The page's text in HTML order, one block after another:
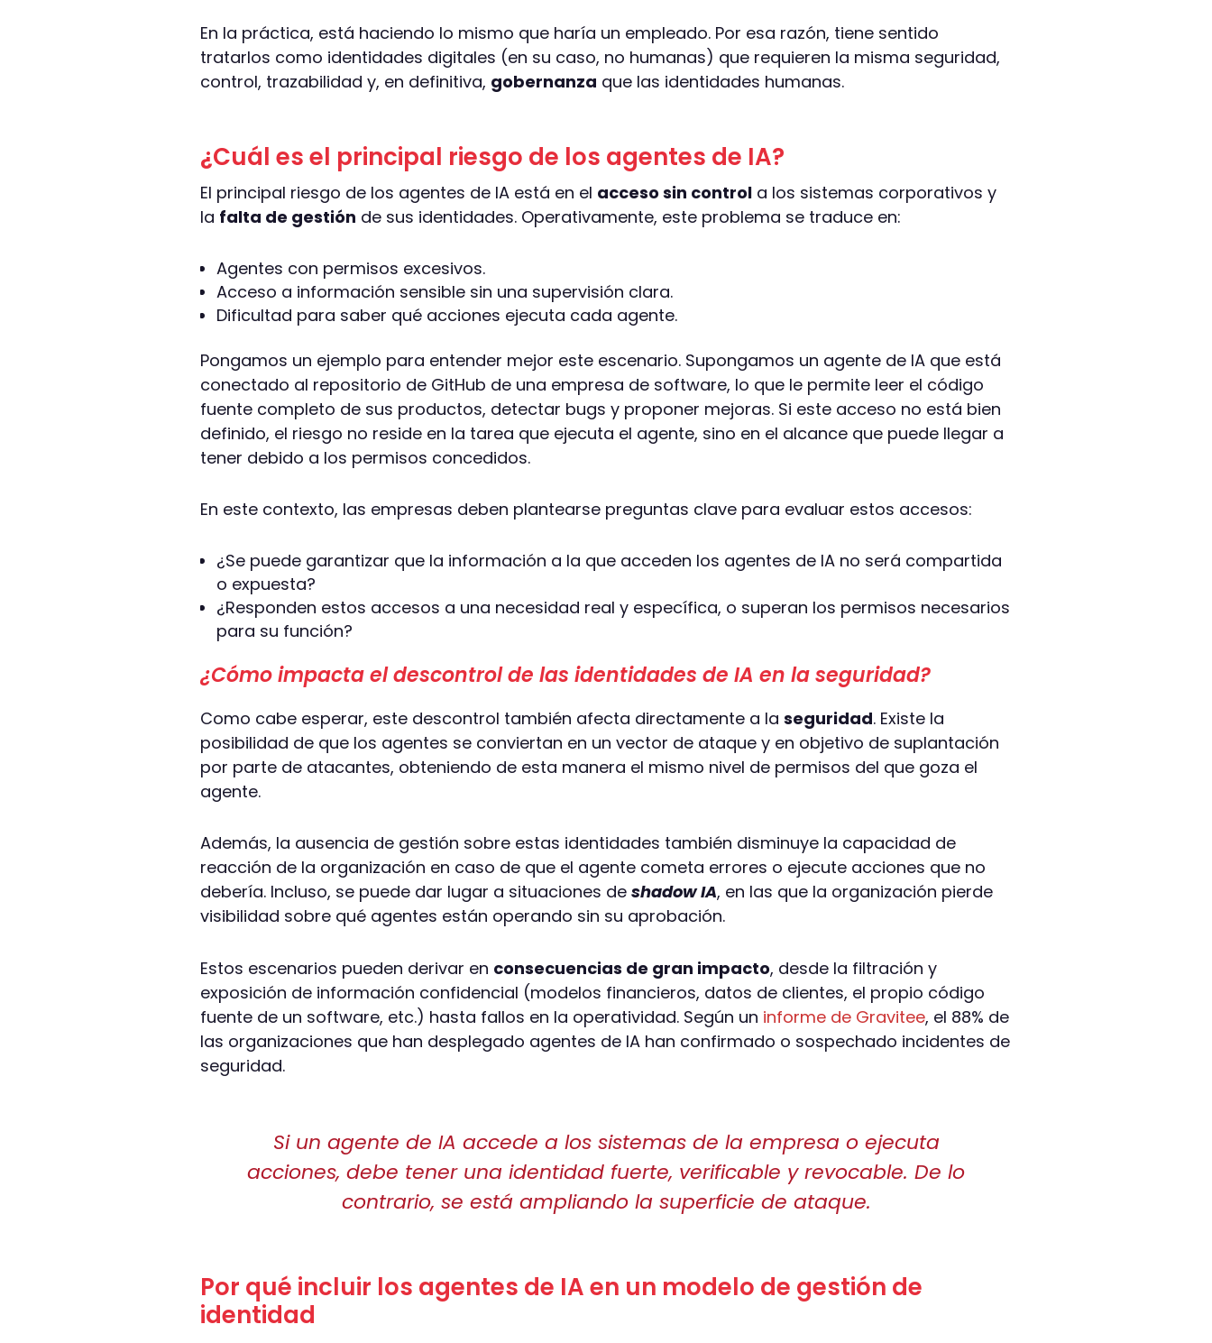
En la práctica, está haciendo lo mismo que haría un empleado. Por esa razón, tiene sentido
tratarlos como identidades digitales (en su caso, no humanas) que requieren la misma seguridad,
control, trazabilidad y, en definitiva, gobernanza que las identidades humanas.
¿Cuál es el principal riesgo de los agentes de IA?
El principal riesgo de los agentes de IA está en el acceso sin control a los sistemas corporativos y
la falta de gestión de sus identidades. Operativamente, este problema se traduce en:
Agentes con permisos excesivos.
Acceso a información sensible sin una supervisión clara.
Dificultad para saber qué acciones ejecuta cada agente.
Pongamos un ejemplo para entender mejor este escenario. Supongamos un agente de IA que está
conectado al repositorio de GitHub de una empresa de software, lo que le permite leer el código
fuente completo de sus productos, detectar bugs y proponer mejoras. Si este acceso no está bien
definido, el riesgo no reside en la tarea que ejecuta el agente, sino en el alcance que puede llegar a
tener debido a los permisos concedidos.
En este contexto, las empresas deben plantearse preguntas clave para evaluar estos accesos:
¿Se puede garantizar que la información a la que acceden los agentes de IA no será compartida
o expuesta?
¿Responden estos accesos a una necesidad real y específica, o superan los permisos necesarios
para su función?
¿Cómo impacta el descontrol de las identidades de IA en la seguridad?
Como cabe esperar, este descontrol también afecta directamente a la seguridad. Existe la
posibilidad de que los agentes se conviertan en un vector de ataque y en objetivo de suplantación
por parte de atacantes, obteniendo de esta manera el mismo nivel de permisos del que goza el
agente.
Además, la ausencia de gestión sobre estas identidades también disminuye la capacidad de
reacción de la organización en caso de que el agente cometa errores o ejecute acciones que no
debería. Incluso, se puede dar lugar a situaciones de shadow IA, en las que la organización pierde
visibilidad sobre qué agentes están operando sin su aprobación.
Estos escenarios pueden derivar en consecuencias de gran impacto, desde la filtración y
exposición de información confidencial (modelos financieros, datos de clientes, el propio código
fuente de un software, etc.) hasta fallos en la operatividad. Según un informe de Gravitee, el 88% de
las organizaciones que han desplegado agentes de IA han confirmado o sospechado incidentes de
seguridad.
Si un agente de IA accede a los sistemas de la empresa o ejecuta
acciones, debe tener una identidad fuerte, verificable y revocable. De lo
contrario, se está ampliando la superficie de ataque.
Por qué incluir los agentes de IA en un modelo de gestión de
identidad